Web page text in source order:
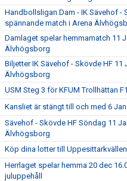
Handbollsligan Dam - IK Sävehof -
spännande match i Arena
Damlaget spelar hemmamatch 11
Älvhögsborg
Biljetter IK Sävehof - Skövde HF 11
Älvhögsborg
USM Steg 3 för KFUM Trollhättan
Kansliet är stängt till och med 6 Jan
Sävehof - Skövde HF Söndag 11
Älvhögsborg
Köp dina lotter till
Herrlaget spelar hemma 20 dec
juluppehåll